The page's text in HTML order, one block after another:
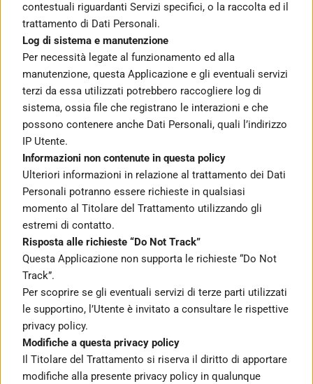
contestuali riguardanti Servizi specifici, o la raccolta ed il
trattamento di Dati Personali.
Log di sistema e manutenzione
Per necessità legate al funzionamento ed alla
manutenzione, questa Applicazione e gli eventuali servizi
terzi da essa utilizzati potrebbero raccogliere log di
sistema, ossia file che registrano le interazioni e che
possono contenere anche Dati Personali, quali l’indirizzo
IP Utente.
Informazioni non contenute in questa policy
Ulteriori informazioni in relazione al trattamento dei Dati
Personali potranno essere richieste in qualsiasi
momento al Titolare del Trattamento utilizzando gli
estremi di contatto.
Risposta alle richieste “Do Not Track”
Questa Applicazione non supporta le richieste “Do Not
Track”.
Per scoprire se gli eventuali servizi di terze parti utilizzati
le supportino, l’Utente è invitato a consultare le rispettive
privacy policy.
Modifiche a questa privacy policy
Il Titolare del Trattamento si riserva il diritto di apportare
modifiche alla presente privacy policy in qualunque